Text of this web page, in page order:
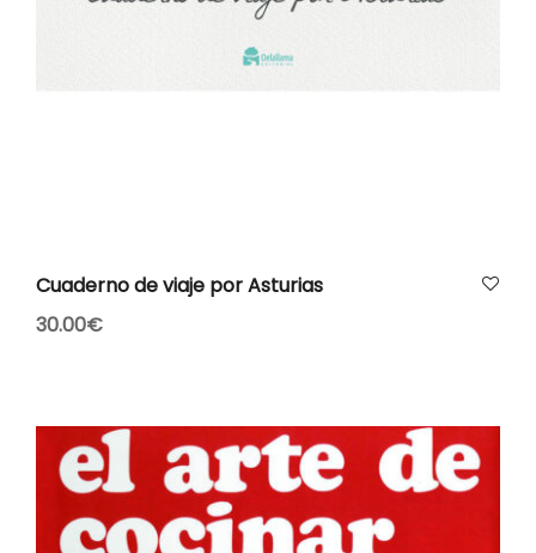
Cuaderno de viaje por Asturias
30.00€